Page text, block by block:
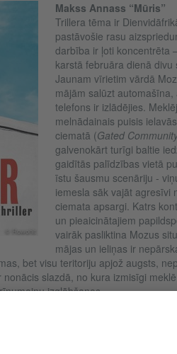
© Rowohlt
Makss Annass “Mūris”
Trillera tēma ir
pastāvošie rasu
darbība ir ļoti koncentrēta
karstā februāra dienā divu
Jaunam vīrietim vārdā
mājām salūzt automašīna,
telefons ir izlādējies.
melnādainais puisis
ciematā (Gated
galvenokārt turīgi baltie
gaidītās palīdzības vietā
īstu šausmu scenāriju -
iemesla sāk vajāt agresīvi
ciemata apsargi. Katrs
un pieaicinātajiem
vairāk pasliktina Mozus
mājas un ieliņas ir
bet visu teritoriju apjož augsts,
slazdā, no kura izmisīgi
izglābšanos.
arvien vairāk apbruņotu
laupīšana, gan slepkavība. Autors